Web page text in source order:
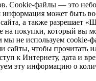
. Cookie-файлы — это
может быть
а также разрешает
покупки, который вы
мы не используем cookie-
сайты, чтобы
к Интернету, дата и
эту информацию о